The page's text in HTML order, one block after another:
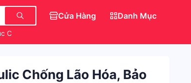
Crocs Hello Kitty
Cửa Hàng Danh Mục
Chống Lão Hóa, Bảo